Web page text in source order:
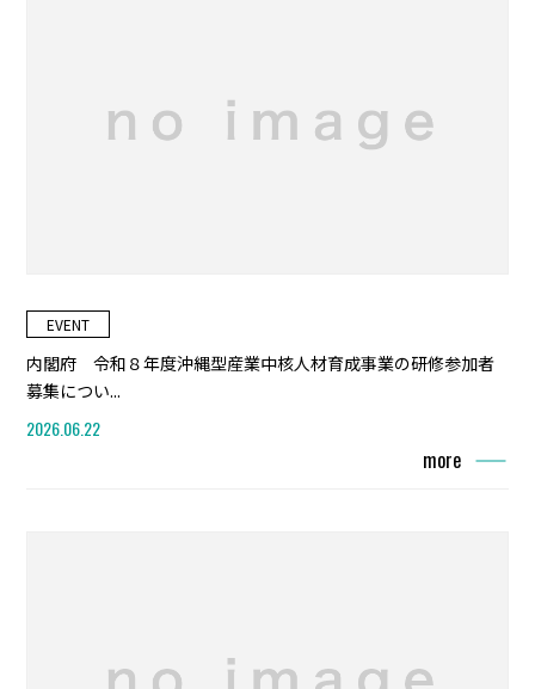
EVENT
内閣府 令和８年度沖縄型産業中核人材育成事業の研修参加者
募集につい...
2026.06.22
more